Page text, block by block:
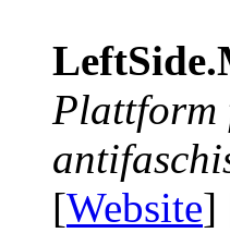
Plattform
[Website]